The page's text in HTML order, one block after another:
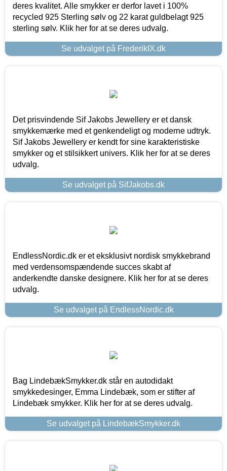
deres kvalitet. Alle smykker er derfor lavet i 100%
recycled 925 Sterling sølv og 22 karat guldbelagt 925
sterling sølv. Klik her for at se deres udvalg.
Se udvalget på FrederikIX.dk
Det prisvindende Sif Jakobs Jewellery er et dansk
smykkemærke med et genkendeligt og moderne udtryk.
Sif Jakobs Jewellery er kendt for sine karakteristiske
smykker og et stilsikkert univers. Klik her for at se deres
udvalg.
Se udvalget på SifJakobs.dk
EndlessNordic.dk er et eksklusivt nordisk smykkebrand
med verdensomspændende succes skabt af
anderkendte danske designere. Klik her for at se deres
udvalg.
Se udvalget på EndlessNordic.dk
Bag LindebækSmykker.dk står en autodidakt
smykkedesinger, Emma Lindebæk, som er stifter af
Lindebæk smykker. Klik her for at se deres udvalg.
Se udvalget på LindebækSmykker.dk